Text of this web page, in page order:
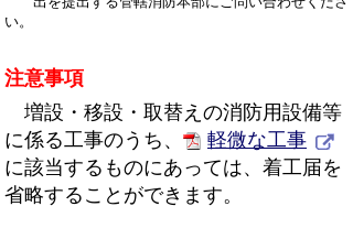
い。
注意事項
増設・移設・取替えの消防用設備等
に係る工事のうち、
軽微な工事
に該当するものにあっては、着工届を
省略することができます。